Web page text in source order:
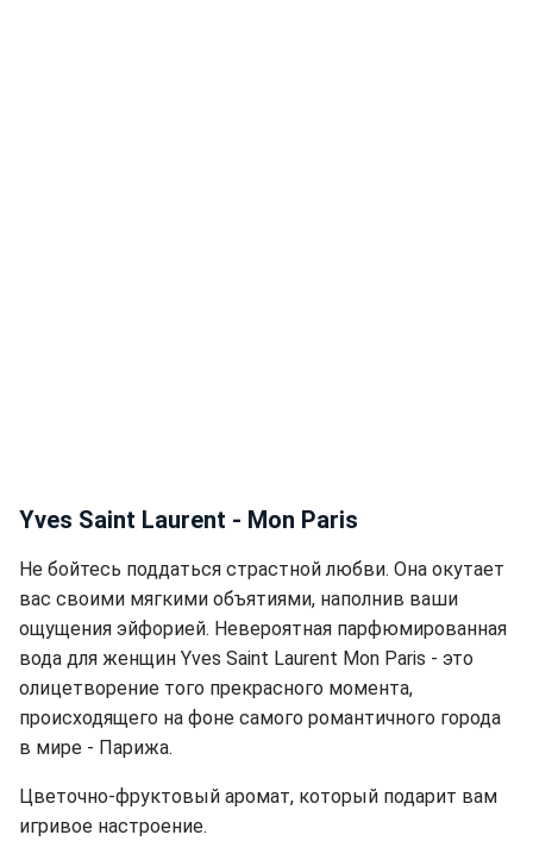
Yves Saint Laurent - Mon Paris
Не бойтесь поддаться страстной любви. Она окутает
вас своими мягкими объятиями, наполнив ваши
ощущения эйфорией. Невероятная парфюмированная
вода для женщин Yves Saint Laurent Mon Paris - это
олицетворение того прекрасного момента,
происходящего на фоне самого романтичного города
в мире - Парижа.
Цветочно-фруктовый аромат, который подарит вам
игривое настроение.